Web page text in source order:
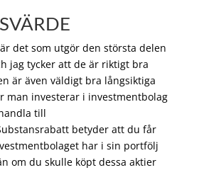
det som utgör den största delen
jag tycker att de är riktigt bra
är även väldigt bra långsiktiga
man investerar i investmentbolag
till
betyder att du får
har i sin portfölj
om du skulle köpt dessa aktier